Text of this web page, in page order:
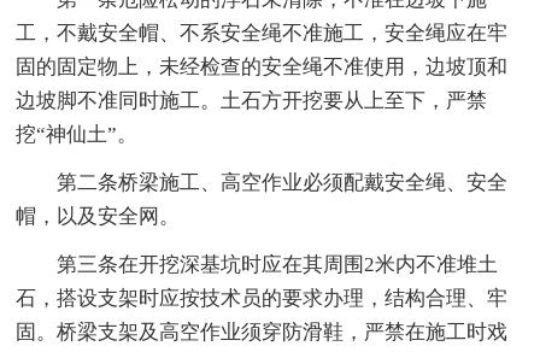
工，不戴安全帽、不系安全绳不准施工，安全绳应在牢
固的固定物上，未经检查的安全绳不准使用，边坡顶和
边坡脚不准同时施工。土石方开挖要从上至下，严禁
挖“神仙土”。
第二条桥梁施工、高空作业必须配戴安全绳、安全
帽，以及安全网。
第三条在开挖深基坑时应在其周围2米内不准堆土
石，搭设支架时应按技术员的要求办理，结构合理、牢
固。桥梁支架及高空作业须穿防滑鞋，严禁在施工时戏